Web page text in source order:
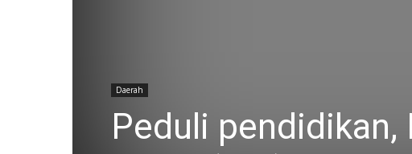
Daerah
Peduli pendidikan,